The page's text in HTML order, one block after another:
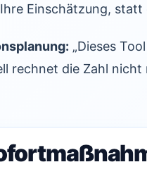
Einschätzung,
„Dieses
rechnet die Zahl